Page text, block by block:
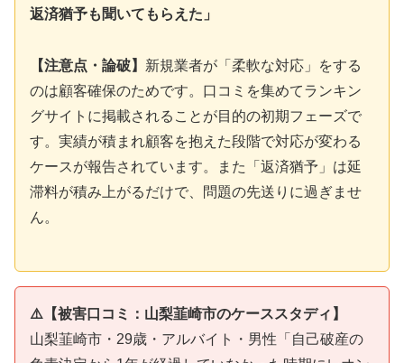
返済猶予も聞いてもらえた」
【注意点・論破】 新規業者が「柔軟な対応」をする
のは顧客確保のためです。口コミを集めてランキン
グサイトに掲載されることが目的の初期フェーズで
す。実績が積まれ顧客を抱えた段階で対応が変わる
ケースが報告されています。また「返済猶予」は延
滞料が積み上がるだけで、問題の先送りに過ぎませ
ん。
⚠️【被害口コミ：山梨韮崎市のケーススタディ】
山梨韮崎市・29歳・アルバイト・男性「自己破産の